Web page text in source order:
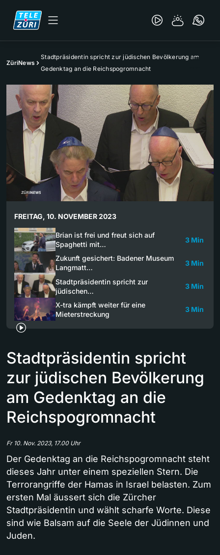
ZüriNews
Stadtpräsidentin spricht zur jüdischen Bevölkerung am
Gedenktag an die Reichspogromnacht
FREITAG, 10. NOVEMBER 2023
Brian ist frei und freut sich auf
Spaghetti mit…
3 Min
Zukunft gesichert: Badener Museum
Langmatt…
3 Min
Stadtpräsidentin spricht zur
jüdischen…
3 Min
X-tra kämpft weiter für eine
Mieterstreckung
3 Min
Stadtpräsidentin spricht
zur jüdischen Bevölkerung
am Gedenktag an die
Reichspogromnacht
Fr 10. Nov. 2023, 17.00 Uhr
Der Gedenktag an die Reichspogromnacht steht
dieses Jahr unter einem speziellen Stern. Die
Terrorangriffe der Hamas in Israel belasten. Zum
ersten Mal äussert sich die Zürcher
Stadtpräsidentin und wählt scharfe Worte. Diese
sind wie Balsam auf die Seele der Jüdinnen und
Juden.